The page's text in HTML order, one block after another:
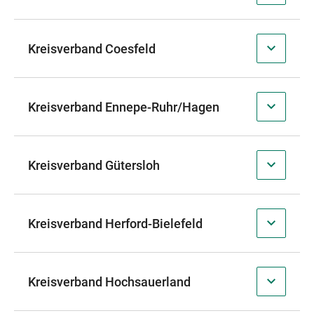
Kreisverband Coesfeld
Kreisverband Ennepe-Ruhr/Hagen
Kreisverband Gütersloh
Kreisverband Herford-Bielefeld
Kreisverband Hochsauerland